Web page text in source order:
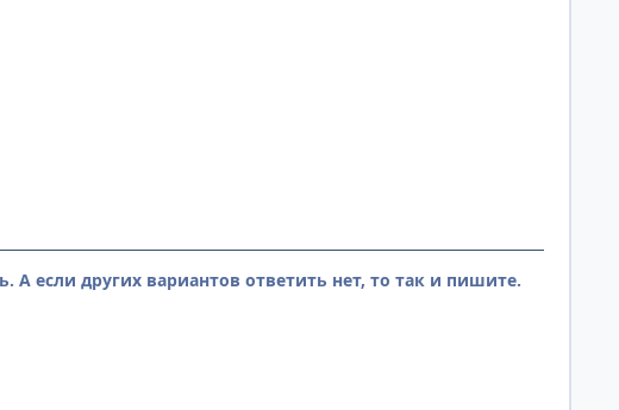
А если других вариантов ответить нет, то так и пишите.